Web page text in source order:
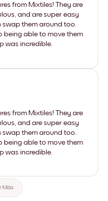
from Mixtiles! They are
and are super easy
them around too.
being able to move them
was incredible.
from Mixtiles! They are
and are super easy
them around too.
being able to move them
was incredible.
Más